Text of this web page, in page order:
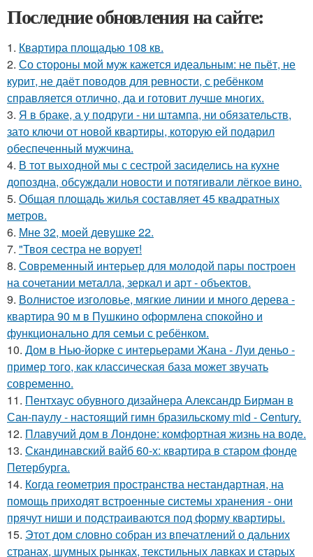
Последние обновления на сайте:
1. Квартира площадью 108 кв.
2. Со стороны мой муж кажется идеальным: не пьёт, не
курит, не даёт поводов для ревности, с ребёнком
справляется отлично, да и готовит лучше многих.
3. Я в браке, а у подруги - ни штампа, ни обязательств,
зато ключи от новой квартиры, которую ей подарил
обеспеченный мужчина.
4. В тот выходной мы с сестрой засиделись на кухне
допоздна, обсуждали новости и потягивали лёгкое вино.
5. Общая площадь жилья составляет 45 квадратных
метров.
6. Мне 32, моей девушке 22.
7. "Твоя сестра не ворует!
8. Современный интерьер для молодой пары построен
на сочетании металла, зеркал и арт - объектов.
9. Волнистое изголовье, мягкие линии и много дерева -
квартира 90 м в Пушкино оформлена спокойно и
функционально для семьи с ребёнком.
10. Дом в Нью-йорке с интерьерами Жана - Луи деньо -
пример того, как классическая база может звучать
современно.
11. Пентхаус обувного дизайнера Александр Бирман в
Сан-паулу - настоящий гимн бразильскому mid - Century.
12. Плавучий дом в Лондоне: комфортная жизнь на воде.
13. Скандинавский вайб 60-х: квартира в старом фонде
Петербурга.
14. Когда геометрия пространства нестандартная, на
помощь приходят встроенные системы хранения - они
прячут ниши и подстраиваются под форму квартиры.
15. Этот дом словно собран из впечатлений о дальних
странах, шумных рынках, текстильных лавках и старых